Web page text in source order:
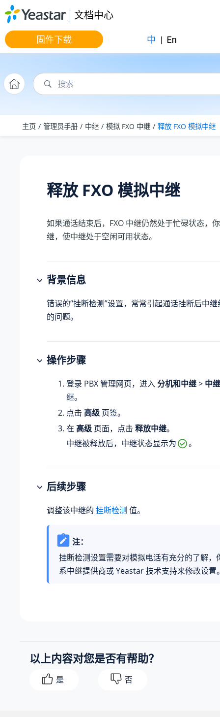
跳转到主要内容
文档中心
固件下载 中 | En
主页 管理员手册 中继 模拟 FXO 中继 释放 FXO 模拟中继
释放 FXO 模拟中继
如果通话结束后，FXO 中继仍然处于忙碌状态，
继，使中继处于空闲可用状态。
背景信息
错误的“挂断检测”设置，常常引起通话挂断后中
的问题。
操作步骤
登录 PBX 管理网页，进入分机和中继> 中继
继。
点击 高级 页签。
在 高级 页面，点击 释放中继。
中继被释放后，中继状态显示为
。
后续步骤
调整该中继的 挂断检测 值。
注：
挂断检测设置需要对模拟电话有充分的了解，
系中继提供商或 Yeastar 技术支持来修改设置
以上内容对您是否有帮助？
是 否